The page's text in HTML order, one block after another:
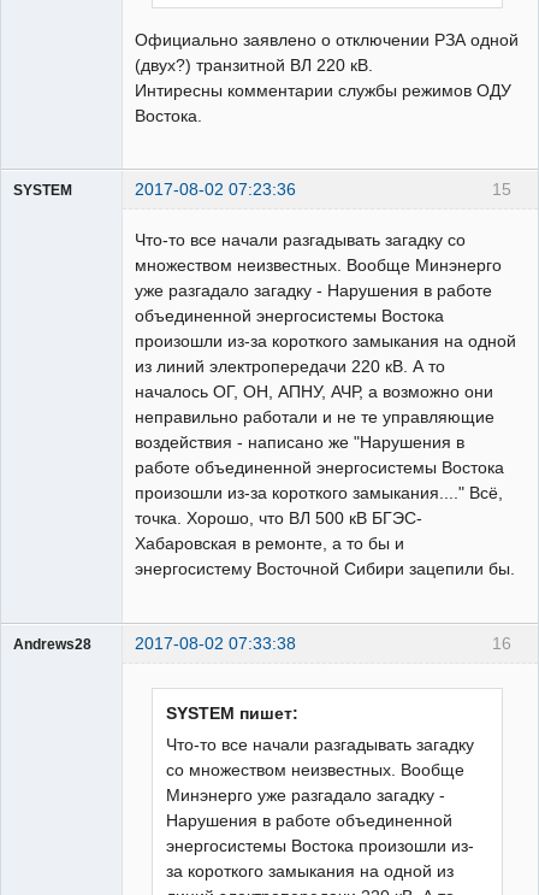
Официально заявлено о отключении РЗА одной
(двух?) транзитной ВЛ 220 кВ.
Интиресны комментарии службы режимов ОДУ
Востока.
15
SYSTEM 2017-08-02 07:23:36
Что-то все начали разгадывать загадку со
множеством неизвестных. Вообще Минэнерго
уже разгадало загадку - Нарушения в работе
объединенной энергосистемы Востока
произошли из-за короткого замыкания на одной
из линий электропередачи 220 кВ. А то
началось ОГ, ОН, АПНУ, АЧР, а возможно они
неправильно работали и не те управляющие
воздействия - написано же "Нарушения в
работе объединенной энергосистемы Востока
произошли из-за короткого замыкания...." Всё,
точка. Хорошо, что ВЛ 500 кВ БГЭС-
Хабаровская в ремонте, а то бы и
энергосистему Восточной Сибири зацепили бы.
16
Andrews28 2017-08-02 07:33:38
SYSTEM пишет:
Что-то все начали разгадывать загадку
со множеством неизвестных. Вообще
Минэнерго уже разгадало загадку -
Нарушения в работе объединенной
энергосистемы Востока произошли из-
за короткого замыкания на одной из